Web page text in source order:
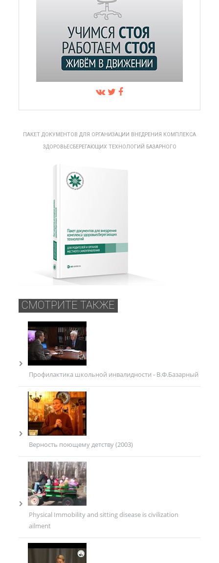
ПАКЕТ ДОКУМЕНТОВ ДЛЯ ОРГАНИЗАЦИИ ВНЕДРЕНИЯ КОМПЛЕКСА
ЗДОРОВЬЕСБЕРЕГАЮЩИХ ТЕХНОЛОГИЙ БАЗАРНОГО
СМОТРИТЕ ТАКЖЕ
Профилактика школьной инвалидности - В.Ф.Базарный
Верность поющему детству (2003)
Physical Immobility and sitting disease is civilization
ailment